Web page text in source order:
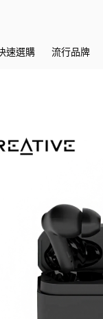
速選購 流行品牌